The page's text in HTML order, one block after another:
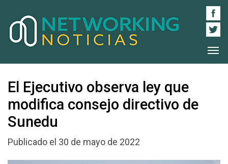
El Ejecutivo observa ley que
modifica consejo directivo de
Sunedu
Publicado el 30 de mayo de 2022